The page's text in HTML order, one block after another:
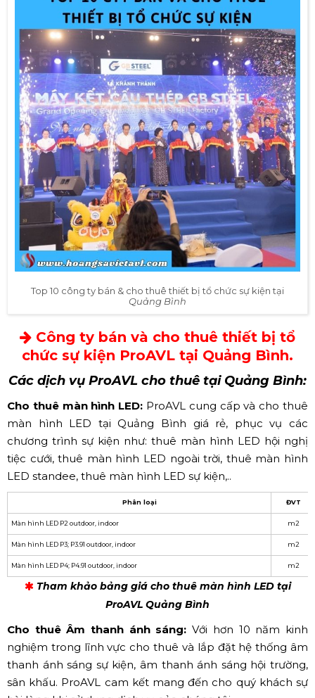
Top 10 công ty bán & cho thuê thiết bị tổ chức sự kiện tại
Quảng Bình
Công ty bán và cho thuê thiết bị tổ
chức sự kiện ProAVL tại Quảng Bình.
Các dịch vụ ProAVL cho thuê tại Quảng Bình:
Cho thuê màn hình LED: ProAVL cung cấp và cho thuê
màn hình LED tại Quảng Bình giá rẻ, phục vụ các
chương trình sự kiện như: thuê màn hình LED hội nghị
tiệc cưới, thuê màn hình LED ngoài trời, thuê màn hình
LED standee, thuê màn hình LED sự kiện,..
Phân loại ĐVT
Màn hình LED P2 outdoor, indoor m2
Màn hình LED P3; P3.91 outdoor, indoor m2
Màn hình LED P4; P4.91 outdoor, indoor m2
Tham khảo bảng giá cho thuê màn hình LED tại
ProAVL Quảng Bình
Cho thuê Âm thanh ánh sáng:Với hơn 10 năm kinh
nghiệm trong lĩnh vực cho thuê và lắp đặt hệ thống âm
thanh ánh sáng sự kiện, âm thanh ánh sáng hội trường,
sân khấu. ProAVL cam kết mang đến cho quý khách sự